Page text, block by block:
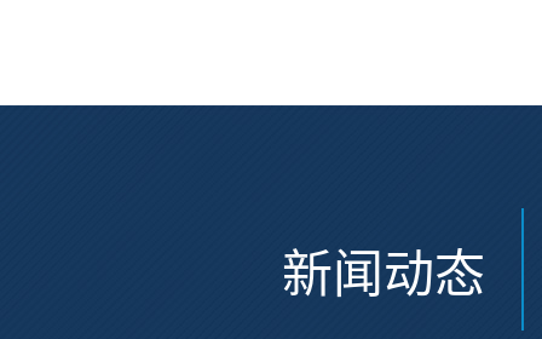
新闻动态